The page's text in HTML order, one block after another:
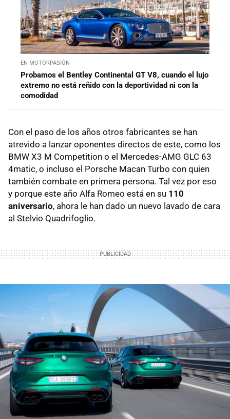
EN MOTORPASIÓN
Probamos el Bentley Continental GT V8, cuando el lujo
extremo no está reñido con la deportividad ni con la
comodidad
Con el paso de los años otros fabricantes se han
atrevido a lanzar oponentes directos de este, como los
BMW X3 M Competition o el Mercedes-AMG GLC 63
4matic, o incluso el Porsche Macan Turbo con quien
también combate en primera persona. Tal vez por eso
y porque este año Alfa Romeo está en su 110
aniversario, ahora le han dado un nuevo lavado de cara
al Stelvio Quadrifoglio.